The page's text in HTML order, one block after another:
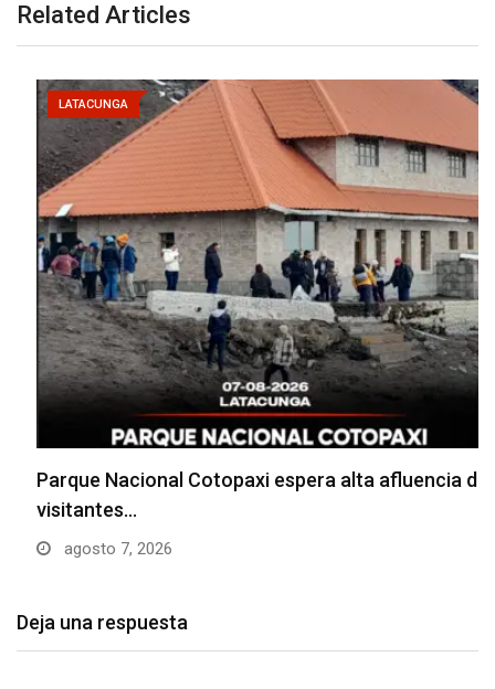
Related Articles
LATACUNGA
Parque Nacional Cotopaxi espera alta afluencia de
visitantes…
agosto 7, 2026
Deja una respuesta